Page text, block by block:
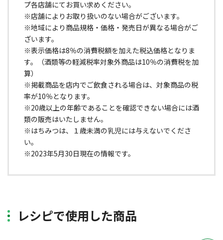
プ各店舗にてお買い求めください。
※店舗によりお取り扱いのない場合がございます。
※地域により商品規格・価格・発売日が異なる場合がご
ざいます。
※表示価格は8％の消費税額を加えた税込価格となりま
す。（酒類等の軽減税率対象外商品は10％の消費税を加
算）
※掲載商品を店内でご飲食される場合は、対象商品の税
率が10％となります。
※20歳以上の年齢であることを確認できない場合には酒
類の販売はいたしません。
※はちみつは、１歳未満の乳児には与えないでくださ
い。
※2023年5月30日現在の情報です。
レシピで使用した商品